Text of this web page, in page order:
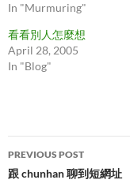
In "Murmuring"
看看別人怎麼想
April 28, 2005
In "Blog"
Post
navigation
PREVIOUS POST
跟 chunhan 聊到短網址